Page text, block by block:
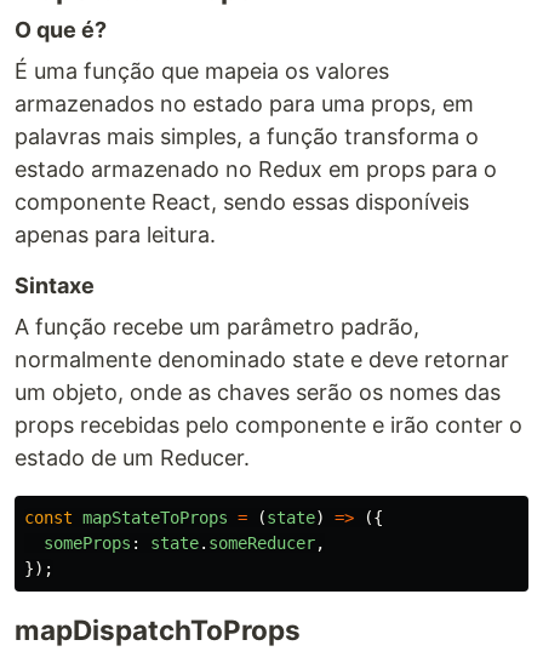
O que é?
É uma função que mapeia os valores
armazenados no estado para uma props, em
palavras mais simples, a função transforma o
estado armazenado no Redux em props para o
componente React, sendo essas disponíveis
apenas para leitura.
Sintaxe
A função recebe um parâmetro padrão,
normalmente denominado state e deve retornar
um objeto, onde as chaves serão os nomes das
props recebidas pelo componente e irão conter o
estado de um Reducer.
const mapStateToProps = (state) =>
({
someProps : state. someReducer,
});
mapDispatchToProps